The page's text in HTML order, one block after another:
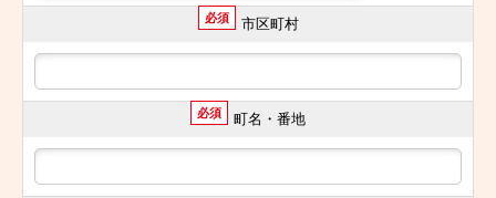
必須 市区町村
必須 町名・番地